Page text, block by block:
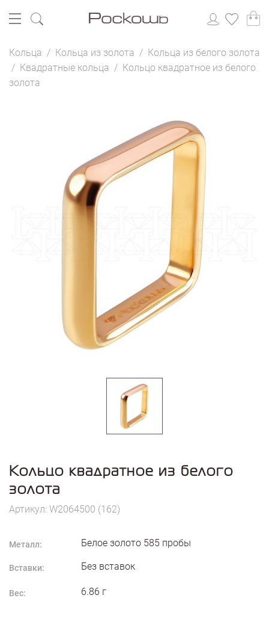
Кольца / Кольца из золота / Кольца из белого золота
/ Квадратные кольца / Кольцо квадратное из белого
золота
Кольцо квадратное из белого
золота
Артикул: W2064500 (162)
Металл: Белое золото 585 пробы
Вставки: Без вставок
Вес: 6.86 г